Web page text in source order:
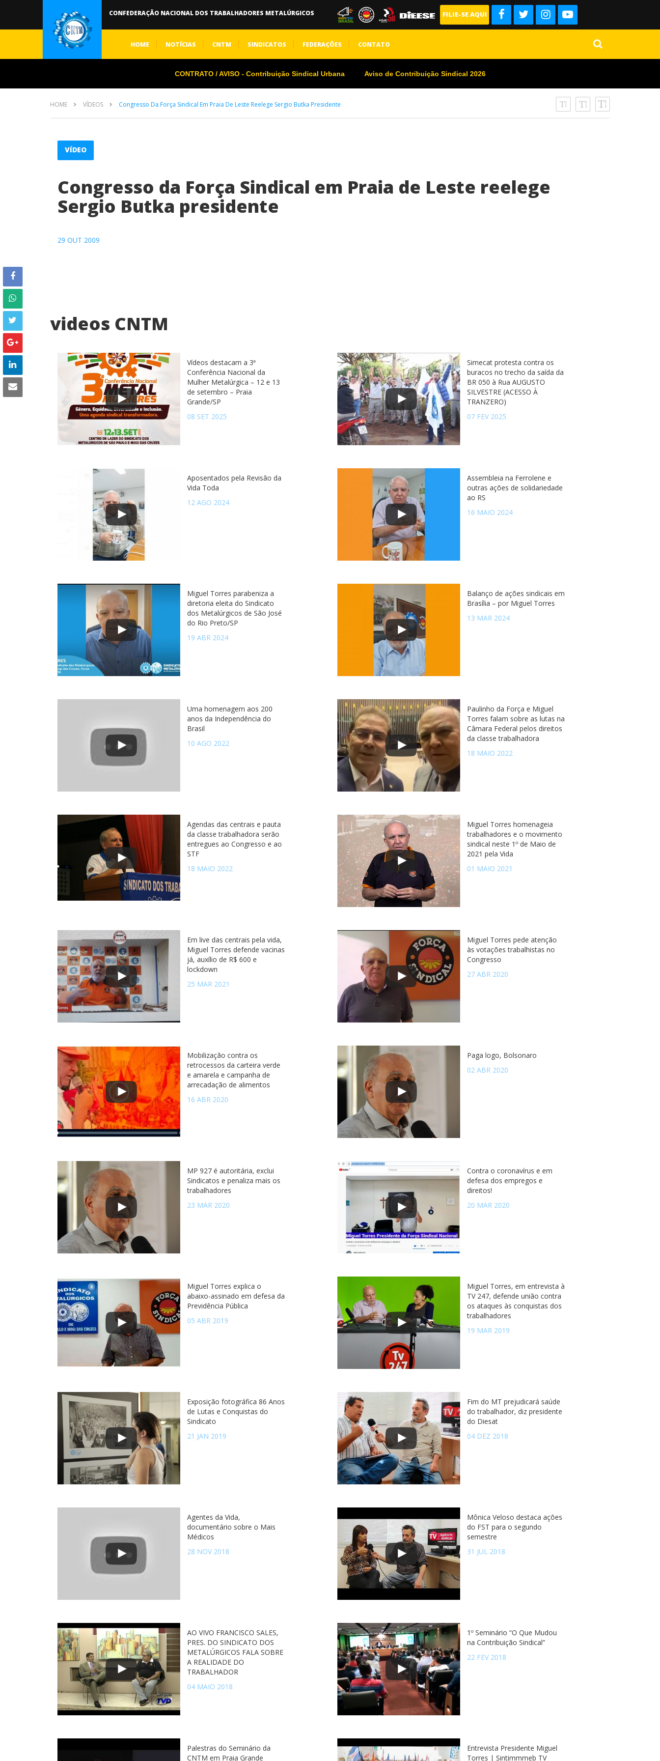
CONFEDERAÇÃO NACIONAL DOS TRABALHADORES METALÚRGICOS FILIE-SE AQUI
HOME NOTÍCIAS CNTM SINDICATOS FEDERAÇÕES CONTATO
CONTRATO / AVISO - Contribuição Sindical Urbana Aviso de Contribuição Sindical 2026
HOME VÍDEOS Congresso Da Força Sindical Em Praia De Leste Reelege Sergio Butka Presidente
VÍDEO
Congresso da Força Sindical em Praia de Leste reelege
Sergio Butka presidente
29 OUT 2009
videos CNTM
Vídeos destacam a 3ª
Conferência Nacional da
Mulher Metalúrgica – 12 e 13
de setembro – Praia
Grande/SP
08 SET 2025
Simecat protesta contra os
buracos no trecho da saída da
BR 050 à Rua AUGUSTO
SILVESTRE (ACESSO À
TRANZERO)
07 FEV 2025
Aposentados pela Revisão da
Vida Toda
12 AGO 2024
Assembleia na Ferrolene e
outras ações de solidariedade
ao RS
16 MAIO 2024
Miguel Torres parabeniza a
diretoria eleita do Sindicato
dos Metalúrgicos de São José
do Rio Preto/SP
19 ABR 2024
Balanço de ações sindicais em
Brasília – por Miguel Torres
13 MAR 2024
Uma homenagem aos 200
anos da Independência do
Brasil
10 AGO 2022
Paulinho da Força e Miguel
Torres falam sobre as lutas na
Câmara Federal pelos direitos
da classe trabalhadora
18 MAIO 2022
Agendas das centrais e pauta
da classe trabalhadora serão
entregues ao Congresso e ao
STF
18 MAIO 2022
Miguel Torres homenageia
trabalhadores e o movimento
sindical neste 1º de Maio de
2021 pela Vida
01 MAIO 2021
Em live das centrais pela vida,
Miguel Torres defende vacinas
já, auxílio de R$ 600 e
lockdown
25 MAR 2021
Miguel Torres pede atenção
às votações trabalhistas no
Congresso
27 ABR 2020
Mobilização contra os
retrocessos da carteira verde
e amarela e campanha de
arrecadação de alimentos
16 ABR 2020
Paga logo, Bolsonaro
02 ABR 2020
MP 927 é autoritária, exclui
Sindicatos e penaliza mais os
trabalhadores
23 MAR 2020
Contra o coronavírus e em
defesa dos empregos e
direitos!
20 MAR 2020
Miguel Torres explica o
abaixo-assinado em defesa da
Previdência Pública
05 ABR 2019
Miguel Torres, em entrevista à
TV 247, defende união contra
os ataques às conquistas dos
trabalhadores
19 MAR 2019
Exposição fotográfica 86 Anos
de Lutas e Conquistas do
Sindicato
21 JAN 2019
Fim do MT prejudicará saúde
do trabalhador, diz presidente
do Diesat
04 DEZ 2018
Agentes da Vida,
documentário sobre o Mais
Médicos
28 NOV 2018
Mônica Veloso destaca ações
do FST para o segundo
semestre
31 JUL 2018
AO VIVO FRANCISCO SALES,
PRES. DO SINDICATO DOS
METALÚRGICOS FALA SOBRE
A REALIDADE DO
TRABALHADOR
04 MAIO 2018
1º Seminário “O Que Mudou
na Contribuição Sindical”
22 FEV 2018
Palestras do Seminário da
CNTM em Praia Grande
Entrevista Presidente Miguel
Torres | Sintimmmeb TV